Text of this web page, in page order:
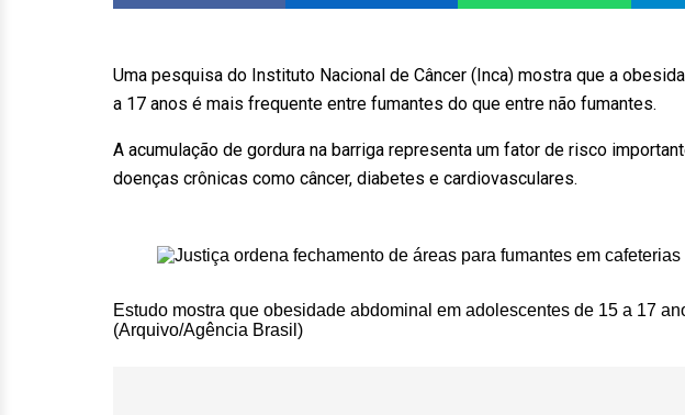
Uma pesquisa do Instituto Nacional de Câncer (Inca) mostra que a
a 17 anos é mais frequente entre fumantes do que entre não fumantes.
A acumulação de gordura na barriga representa um fator de risco
doenças crônicas como câncer, diabetes e cardiovasculares.
Estudo mostra que obesidade abdominal em adolescentes de 15 a 17
(Arquivo/Agência Brasil)